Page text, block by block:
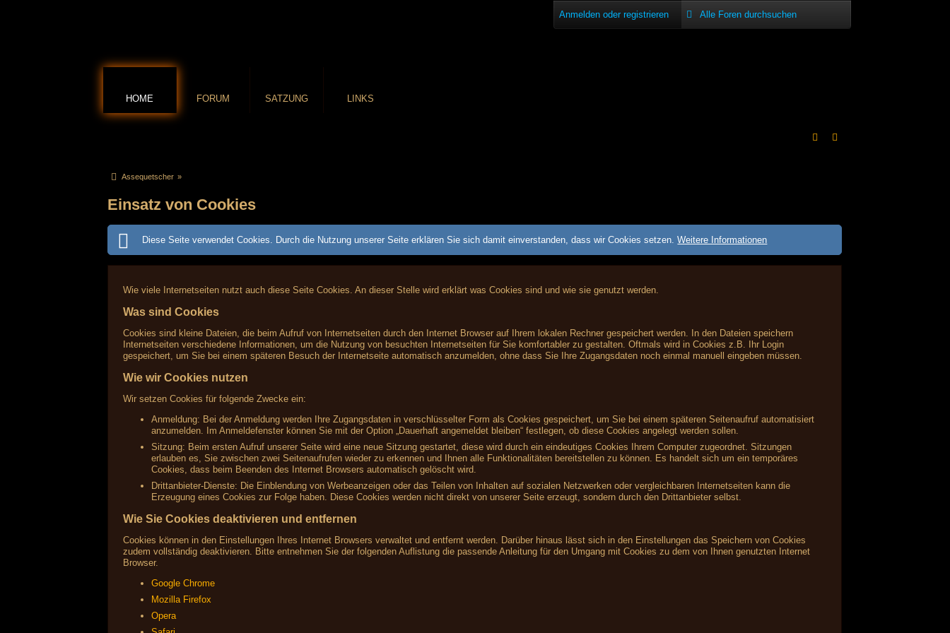
Anmelden oder registrieren
HOME FORUM SATZUNG LINKS
Assequetscher »
Einsatz von Cookies
Diese Seite verwendet Cookies. Durch die Nutzung unserer Seite erklären Sie sich damit einverstanden, dass wir Cookies setzen.Weitere Informationen
Wie viele Internetseiten nutzt auch diese Seite Cookies. An dieser Stelle wird erklärt was Cookies sind und wie sie genutzt werden.
Was sind Cookies
Cookies sind kleine Dateien, die beim Aufruf von Internetseiten durch den Internet Browser auf Ihrem lokalen Rechner gespeichert werden. In den Dateien speichern
Internetseiten verschiedene Informationen, um die Nutzung von besuchten Internetseiten für Sie komfortabler zu gestalten. Oftmals wird in Cookies z.B. Ihr Login
gespeichert, um Sie bei einem späteren Besuch der Internetseite automatisch anzumelden, ohne dass Sie Ihre Zugangsdaten noch einmal manuell eingeben müssen.
Wie wir Cookies nutzen
Wir setzen Cookies für folgende Zwecke ein:
Anmeldung: Bei der Anmeldung werden Ihre Zugangsdaten in verschlüsselter Form als Cookies gespeichert, um Sie bei einem späteren Seitenaufruf automatisiert
anzumelden. Im Anmeldefenster können Sie mit der Option „Dauerhaft angemeldet bleiben“ festlegen, ob diese Cookies angelegt werden sollen.
Sitzung: Beim ersten Aufruf unserer Seite wird eine neue Sitzung gestartet, diese wird durch ein eindeutiges Cookies Ihrem Computer zugeordnet. Sitzungen
erlauben es, Sie zwischen zwei Seitenaufrufen wieder zu erkennen und Ihnen alle Funktionalitäten bereitstellen zu können. Es handelt sich um ein temporäres
Cookies, dass beim Beenden des Internet Browsers automatisch gelöscht wird.
Drittanbieter-Dienste: Die Einblendung von Werbeanzeigen oder das Teilen von Inhalten auf sozialen Netzwerken oder vergleichbaren Internetseiten kann die
Erzeugung eines Cookies zur Folge haben. Diese Cookies werden nicht direkt von unserer Seite erzeugt, sondern durch den Drittanbieter selbst.
Wie Sie Cookies deaktivieren und entfernen
Cookies können in den Einstellungen Ihres Internet Browsers verwaltet und entfernt werden. Darüber hinaus lässt sich in den Einstellungen das Speichern von Cookies
zudem vollständig deaktivieren. Bitte entnehmen Sie der folgenden Auflistung die passende Anleitung für den Umgang mit Cookies zu dem von Ihnen genutzten Internet
Browser.
Google Chrome
Mozilla Firefox
Opera